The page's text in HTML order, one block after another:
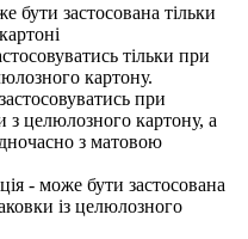
бути застосована тільки
тільки при
картону.
при
з целюлозного картону, а
з матовою
- може бути застосована
із целюлозного